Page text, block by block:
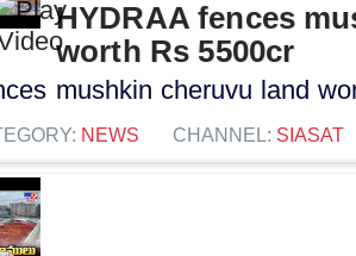
HYDRAA fences
worth Rs 5500cr
mushkin cheruvu land
NEWS CHANNEL: SIASAT